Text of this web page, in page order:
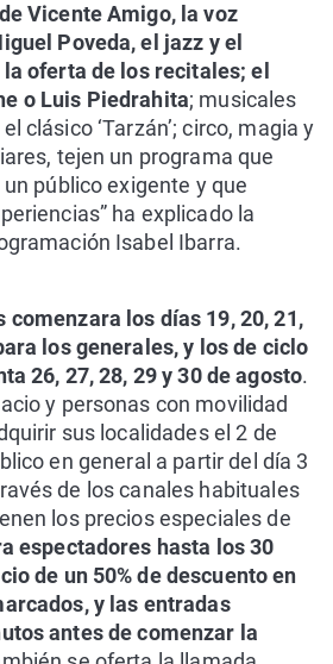
Vicente Amigo, la voz
Poveda, el jazz y el
oferta de los recitales; el
o Luis Piedrahita; musicales
clásico ‘Tarzán’; circo, magia y
tejen un programa que
público exigente y que
ha explicado la
Isabel Ibarra.
comenzara los días 19, 20, 21,
los generales, y los de ciclo
26, 27, 28, 29 y 30 de agosto.
y personas con movilidad
sus localidades el 2 de
en general a partir del día 3
de los canales habituales
los precios especiales de
espectadores hasta los 30
de un 50% de descuento en
y las entradas
antes de comenzar la